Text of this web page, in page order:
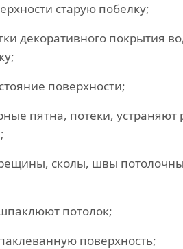
старую побелку;
декоративного покрытия
поверхности;
пятна, потеки, устраняют
сколы, швы
потолок;
поверхность;